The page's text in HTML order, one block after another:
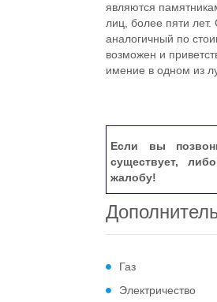
являются
лиц, более пяти
аналогичный по
возможен и
имение в одном из
Если вы
существует,
жалобу!
Газ
Электричество